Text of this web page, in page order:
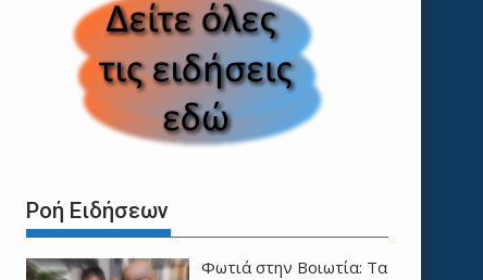
Ροή Ειδήσεων
Φωτιά στην Βοιωτία: Τα